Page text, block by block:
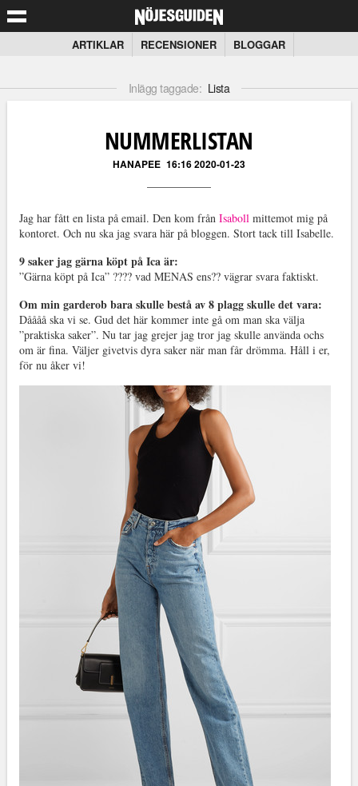
ARTIKLAR RECENSIONER BLOGGAR
Inlägg taggade: Lista
NUMMERLISTAN
HANAPEE 16:16 2020-01-23
Jag har fått en lista på email. Den kom från Isabollmittemot mig på
kontoret. Och nu ska jag svara här på bloggen. Stort tack till Isabelle.
9 saker jag gärna köpt på Ica är:
”Gärna köpt på Ica” ???? vad MENAS ens?? vägrar svara faktiskt.
Om min garderob bara skulle bestå av 8 plagg skulle det vara:
Dåååå ska vi se. Gud det här kommer inte gå om man ska välja
”praktiska saker”. Nu tar jag grejer jag tror jag skulle använda ochs
om är fina. Väljer givetvis dyra saker när man får drömma. Håll i er,
för nu åker vi!